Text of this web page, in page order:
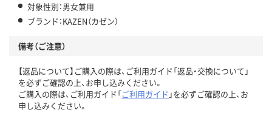
対象性別：男女兼用
ブランド：KAZEN（カゼン）
備考（ご注意）
【返品について】ご購入の際は、ご利用ガイド「返品・交換について」
を必ずご確認の上、お申し込みください。
ご購入の際は、ご利用ガイド「ご利用ガイド 」を必ずご確認の上、お
申し込みください。